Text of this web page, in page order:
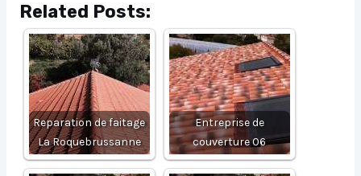
Related Posts:
Reparation de faitage
La Roquebrussanne
Entreprise de
couverture 06